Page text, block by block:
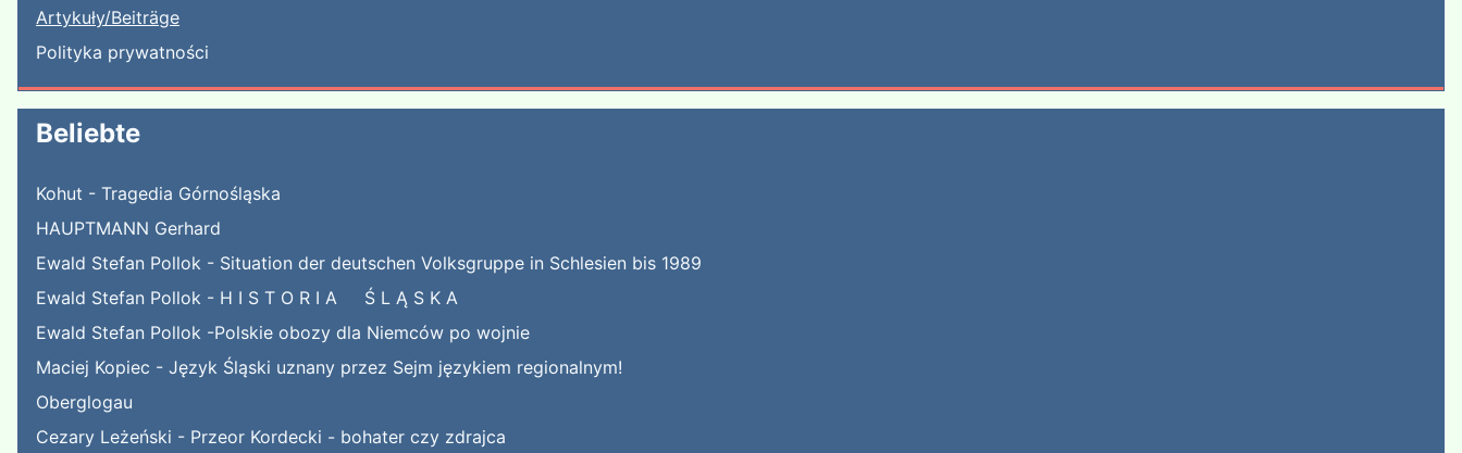
Artykuły/Beiträge
Polityka prywatności
Beliebte
Kohut - Tragedia Górnośląska
HAUPTMANN Gerhard
Ewald Stefan Pollok - Situation der deutschen Volksgruppe in Schlesien bis 1989
Ewald Stefan Pollok - H I S T O R I A Ś L Ą S K A
Ewald Stefan Pollok -Polskie obozy dla Niemców po wojnie
Maciej Kopiec - Język Śląski uznany przez Sejm językiem regionalnym!
Oberglogau
Cezary Leżeński - Przeor Kordecki - bohater czy zdrajca